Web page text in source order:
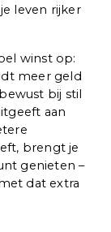
leven rijker
winst op:
meer geld
bij stil
aan
brengt je
genieten –
dat extra